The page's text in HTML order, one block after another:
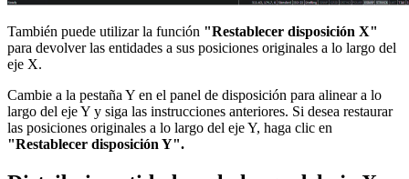
También puede utilizar la función "Restablecer disposición X"
para devolver las entidades a sus posiciones originales a lo largo del
eje X.
Cambie a la pestaña Y en el panel de disposición para alinear a lo
largo del eje Y y siga las instrucciones anteriores. Si desea restaurar
las posiciones originales a lo largo del eje Y, haga clic en
"Restablecer disposición Y".